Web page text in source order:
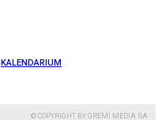
KALENDARIUM
© COPYRIGHT BY GREMI MEDIA SA